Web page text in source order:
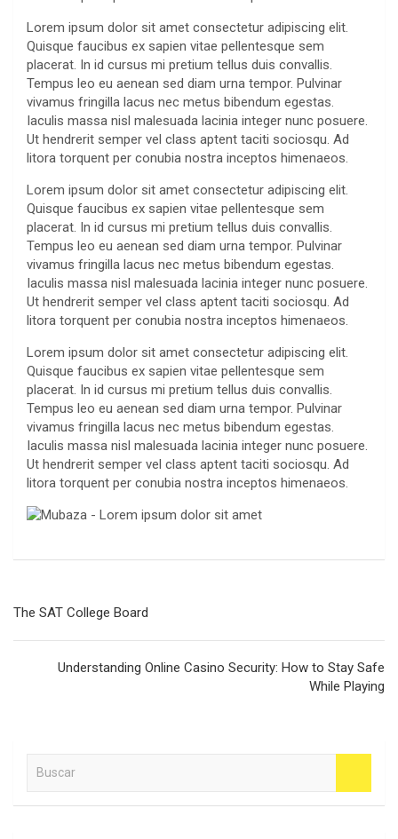
Lorem ipsum dolor sit amet consectetur adipiscing elit.
Quisque faucibus ex sapien vitae pellentesque sem
placerat. In id cursus mi pretium tellus duis convallis.
Tempus leo eu aenean sed diam urna tempor. Pulvinar
vivamus fringilla lacus nec metus bibendum egestas.
Iaculis massa nisl malesuada lacinia integer nunc posuere.
Ut hendrerit semper vel class aptent taciti sociosqu. Ad
litora torquent per conubia nostra inceptos himenaeos.
Lorem ipsum dolor sit amet consectetur adipiscing elit.
Quisque faucibus ex sapien vitae pellentesque sem
placerat. In id cursus mi pretium tellus duis convallis.
Tempus leo eu aenean sed diam urna tempor. Pulvinar
vivamus fringilla lacus nec metus bibendum egestas.
Iaculis massa nisl malesuada lacinia integer nunc posuere.
Ut hendrerit semper vel class aptent taciti sociosqu. Ad
litora torquent per conubia nostra inceptos himenaeos.
Lorem ipsum dolor sit amet consectetur adipiscing elit.
Quisque faucibus ex sapien vitae pellentesque sem
placerat. In id cursus mi pretium tellus duis convallis.
Tempus leo eu aenean sed diam urna tempor. Pulvinar
vivamus fringilla lacus nec metus bibendum egestas.
Iaculis massa nisl malesuada lacinia integer nunc posuere.
Ut hendrerit semper vel class aptent taciti sociosqu. Ad
litora torquent per conubia nostra inceptos himenaeos.
entradas
The SAT College Board
Understanding Online Casino Security: How to Stay Safe
While Playing